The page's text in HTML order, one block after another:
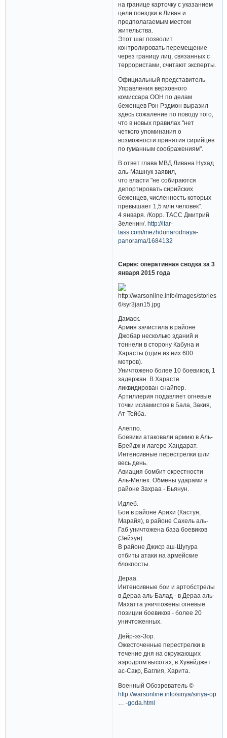
на границе карточку с указанием
цели поездки в Ливан и
предполагаемым местом
жительства.
Этот шаг позволит
контролировать перемещение
через границу лиц, связанных с
террористами, считают эксперты.
Официальный представитель
Управления верховного
комиссара ООН по делам
беженцев Рон Рэдмон выразил
здесь сожаление по поводу того,
что в новых правилах "нет
четкого упоминания о
возможности принятия сирийцев
по гуманным соображениям".
В ответ глава МВД Ливана Нухад
аль-Машнук заявил,
что власти "не собираются
депортировать сирийских
беженцев, численность которых
превышает 1,5 млн человек".
4 января. /Корр. ТАСС Дмитрий
Зеленин/. http://itar-
tass.com/mezhdunarodnaya-
panorama/1684132
Сирия: оперативная сводка за 3
января 2015 года
Дамаск.
Армия зачистила в районе
Джобар несколько зданий и
тоннели в сторону Кабуна и
Харасты (один из них 600
метров).
Уничтожено более 10 боевиков, 1
задержан. В Харасте
ликвидирован снайпер.
Артиллерия подавляет огневые
точки исламистов в Бала, Закия,
Ат-Тейба.
Алеппо.
Боевики атаковали армию в Аль-
Брейдж и лагере Хандарат.
Интенсивные перестрелки шли
весь день.
Авиация бомбит окрестности
Аль-Мелех. Обмены ударами в
районе Захраа - Бьянун.
Идлеб.
Бои в районе Арихи (Кастун,
Марайя), в районе Сахель аль-
Габ уничтожена база боевиков
(Зейзун).
В районе Джиср аш-Шугура
отбиты атаки на армейские
блокпосты.
Дераа.
Интенсивные бои и артобстрелы
в Дераа аль-Балад - в Дераа аль-
Махатта уничтожены огневые
позиции боевиков - более 20
уничтоженных.
Дейр-эз-Зор.
Ожесточенные перестрелки в
течение дня на окружающих
аэродром высотах, в Хувейджет
ас-Сакр, Баглия, Харита.
Военный Обозреватель ©
http://warsonline.info/siriya/siriya-op
… -goda.html